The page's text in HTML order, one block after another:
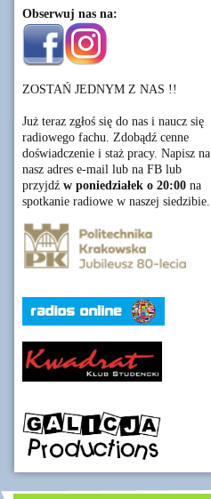
Obserwuj nas na:
ZOSTAŃ JEDNYM Z NAS !!
Już teraz zgłoś się do nas i naucz się
radiowego fachu. Zdobądź cenne
doświadczenie i staż pracy. Napisz na
nasz adres e-mail lub na FB lub
przyjdź w poniedziałek o 20:00 na
spotkanie radiowe w naszej siedzibie.